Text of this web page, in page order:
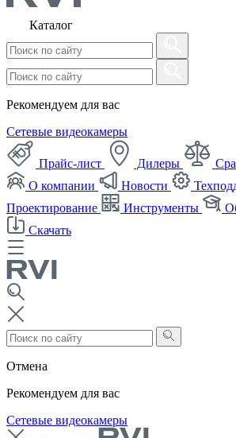
Каталог
Рекомендуем для вас
Сетевые видеокамеры
Прайс-лист Дилеры
О компании
Новости
Проектирование
Инструменты
Скачать
Отмена
Рекомендуем для вас
Сетевые видеокамеры